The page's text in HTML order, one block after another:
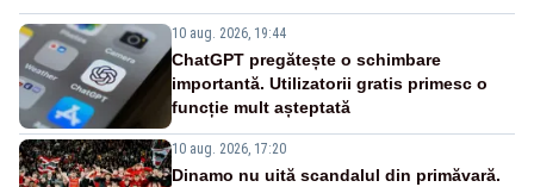
10 aug. 2026, 19:44
ChatGPT pregătește o schimbare
importantă. Utilizatorii gratis primesc o
funcție mult așteptată
10 aug. 2026, 17:20
Dinamo nu uită scandalul din primăvară.